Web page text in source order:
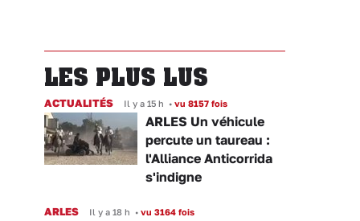
LES PLUS LUS
ACTUALITÉS Il y a 15 h • vu 8157 fois
ARLES Un véhicule
percute un taureau :
l'Alliance Anticorrida
s'indigne
ARLES Il y a 18 h • vu 3164 fois